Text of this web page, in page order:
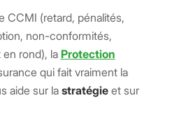
CCMI (retard, pénalités,
non-conformités,
rond), la Protection
qui fait vraiment la
aide sur lastratégieet sur